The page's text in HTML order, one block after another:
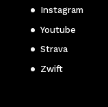
Instagram
Youtube
Strava
Zwift